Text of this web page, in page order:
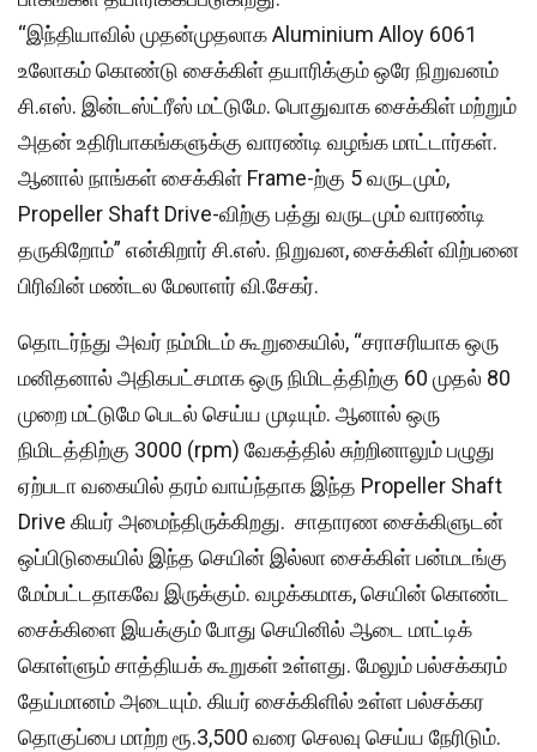
“இந்தியாவில் முதன்முதலாக Aluminium Alloy 6061
உலோகம் கொண்டு சைக்கிள் தயாரிக்கும் ஒரே நிறுவனம்
சி.எஸ். இன்டஸ்ட்ரீஸ் மட்டுமே. பொதுவாக சைக்கிள் மற்றும்
அதன் உதிரிபாகங்களுக்கு வாரண்டி வழங்க மாட்டார்கள்.
ஆனால் நாங்கள் சைக்கிள் Frame-ற்கு 5 வருடமும்,
Propeller Shaft Drive-விற்கு பத்து வருடமும் வாரண்டி
தருகிறோம்” என்கிறார் சி.எஸ். நிறுவன, சைக்கிள் விற்பனை
பிரிவின் மண்டல மேலாளர் வி.சேகர்.
தொடர்ந்து அவர் நம்மிடம் கூறுகையில், “சராசரியாக ஒரு
மனிதனால் அதிகபட்சமாக ஒரு நிமிடத்திற்கு 60 முதல் 80
முறை மட்டுமே பெடல் செய்ய முடியும். ஆனால் ஒரு
நிமிடத்திற்கு 3000 (rpm) வேகத்தில் சுற்றினாலும் பழுது
ஏற்படா வகையில் தரம் வாய்ந்தாக இந்த Propeller Shaft
Drive கியர் அமைந்திருக்கிறது. சாதாரண சைக்கிளுடன்
ஒப்பிடுகையில் இந்த செயின் இல்லா சைக்கிள் பன்மடங்கு
மேம்பட்டதாகவே இருக்கும். வழக்கமாக, செயின் கொண்ட
சைக்கிளை இயக்கும் போது செயினில் ஆடை மாட்டிக்
கொள்ளும் சாத்தியக் கூறுகள் உள்ளது. மேலும் பல்சக்கரம்
தேய்மானம் அடையும். கியர் சைக்கிளில் உள்ள பல்சக்கர
தொகுப்பை மாற்ற ரூ.3,500 வரை செலவு செய்ய நேரிடும்.